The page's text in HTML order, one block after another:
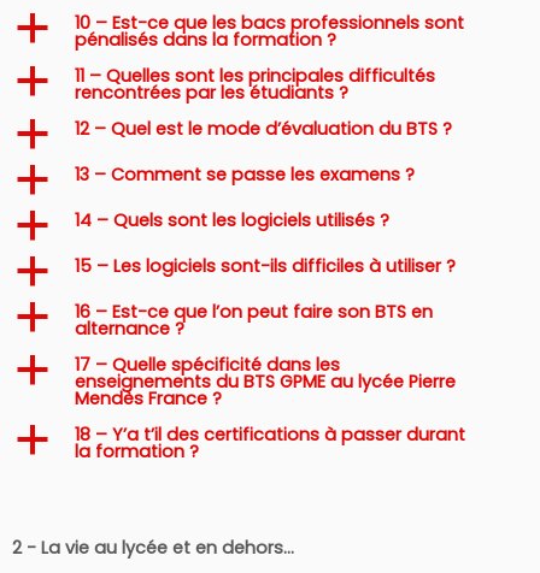
a 10 – Est-ce que les bacs professionnels sont
pénalisés dans la formation ?
a 11 – Quelles sont les principales difficultés
rencontrées par les étudiants ?
a 12 – Quel est le mode d’évaluation du BTS ?
a 13 – Comment se passe les examens ?
a 14 – Quels sont les logiciels utilisés ?
a 15 – Les logiciels sont-ils difficiles à utiliser ?
a 16 – Est-ce que l’on peut faire son BTS en
alternance ?
a 17 – Quelle spécificité dans les
enseignements du BTS GPME au lycée Pierre
Mendès France ?
a 18 – Y’a t’il des certifications à passer durant
la formation ?
2 - La vie au lycée et en dehors…